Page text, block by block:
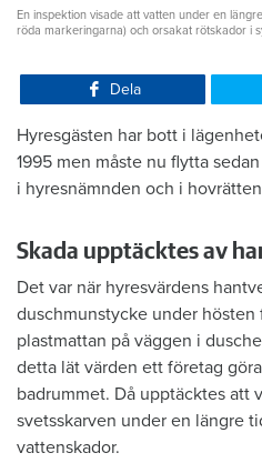
En inspektion visade att vatten under en
röda markeringarna) och orsakat rötskador i
Dela
Hyresgästen har bott i
1995 men måste nu flytta
i hyresnämnden och i
Skada upptäcktes av
Det var när hyresvärdens
duschmunstycke under hösten
plastmattan på väggen i
detta lät värden ett företag
badrummet. Då upptäcktes att
svetsskarven under en längre
vattenskador.